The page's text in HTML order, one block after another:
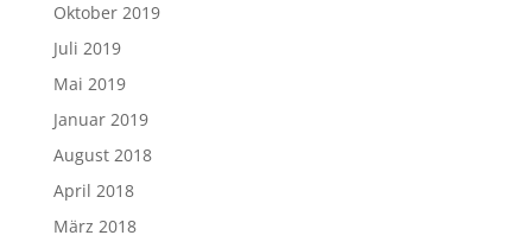
Oktober 2019
Juli 2019
Mai 2019
Januar 2019
August 2018
April 2018
März 2018